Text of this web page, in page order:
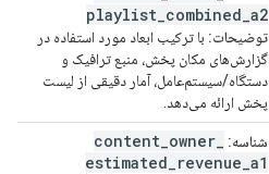
playlist combined a2
توضیحات: با ترکیب ابعاد مورد استفاده در
گزارش‌های مکان پخش، منبع ترافیک و
دستگاه/سیستم‌عامل، آمار دقیقی از لیست
پخش ارائه می‌دهد.
شناسه: content owner
estimated revenue a1